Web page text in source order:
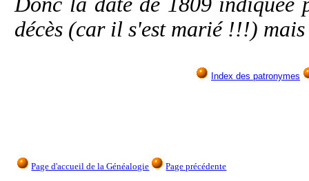
décès (car il s'est marié !!!)
Index des patronymes
Page d'accueil de la Généalogie Page précédente